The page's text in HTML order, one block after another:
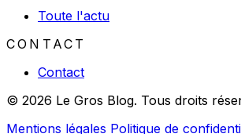
Toute l'actu
CONTACT
Contact
© 2026 Le Gros Blog. Tous droits
Mentions légales Politique de